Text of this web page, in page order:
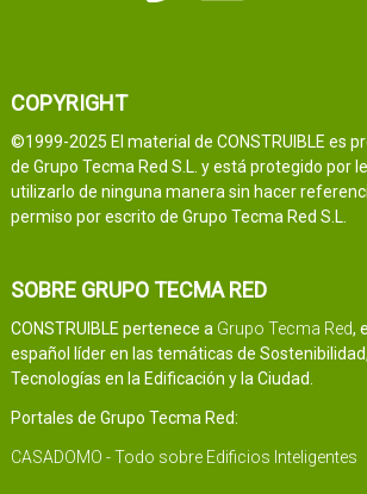
COPYRIGHT
©1999-2025 El material de CONSTRUIBLE es
de Grupo Tecma Red S.L. y está protegido por
utilizarlo de ninguna manera sin hacer
permiso por escrito de Grupo Tecma Red S.L.
SOBRE GRUPO TECMA RED
CONSTRUIBLE pertenece a Grupo Tecma Red,
español líder en las temáticas de
Tecnologías en la Edificación y la Ciudad.
Portales de Grupo Tecma Red:
CASADOMO - Todo sobre Edificios Inteligentes